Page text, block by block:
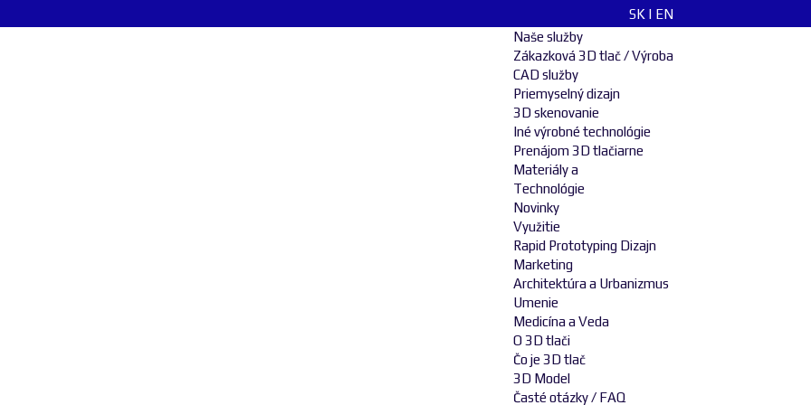
SK | EN
Naše služby
Zákazková 3D tlač / Výroba
CAD služby
Priemyselný dizajn
3D skenovanie
Iné výrobné technológie
Prenájom 3D tlačiarne
Materiály a
Technológie
Novinky
Využitie
Rapid Prototyping Dizajn
Marketing
Architektúra a Urbanizmus
Umenie
Medicína a Veda
O 3D tlači
Čo je 3D tlač
3D Model
Časté otázky / FAQ